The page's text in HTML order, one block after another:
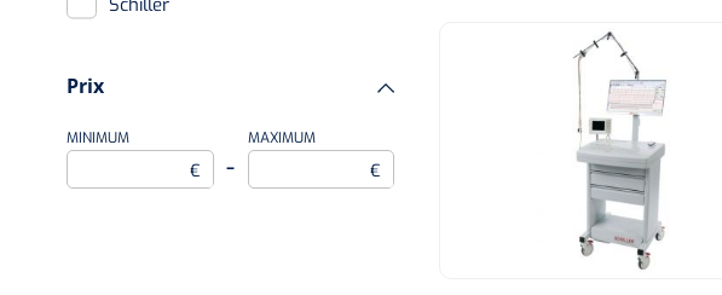
Prix
MINIMUM
€ –
MAXIMUM
€